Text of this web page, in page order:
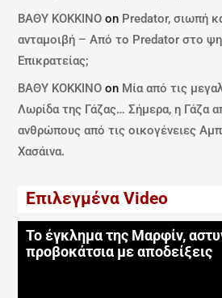
ΒΑΘΥ ΚΟΚΚΙΝΟ on Predator, σιωπή
ανταμοιβή – Από το Predator στο
Επικρατείας;
ΒΑΘΥ ΚΟΚΚΙΝΟ on Μία από τις
Λωρίδα της Γάζας… Σήμερα, η Γάζα
ανθρώπους από τις οικογένειες
Χασάινα.
Επιλεγμένα Video
Το έγκλημα της Μαρφίν,
προβοκάτσια με αποδείξεις